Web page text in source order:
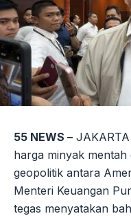
55 NEWS –
harga minyak
geopolitik antara
Menteri Keuangan
tegas menyatakan